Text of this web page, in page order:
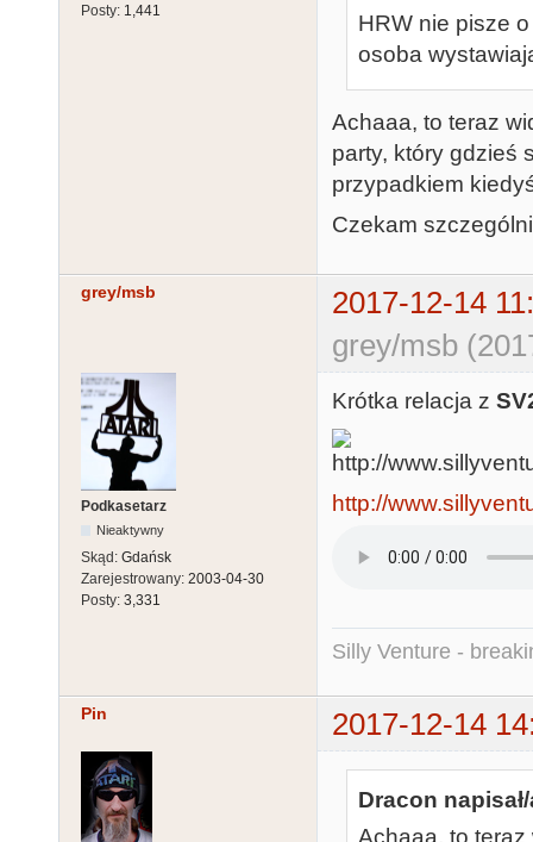
Posty: 1,441
HRW nie pisze
osoba
Achaaa, to teraz
party, który gdzieś
przypadkiem
Czekam
grey/msb
2017-12-14
grey/msb
Podkasetarz
Nieaktywny
Skąd: Gdańsk
Zarejestrowany: 2003-04-30
Posty: 3,331
Krótka relacja z
http://
Silly Venture -
Pin 2017-12-14
Dracon
Achaaa, to teraz